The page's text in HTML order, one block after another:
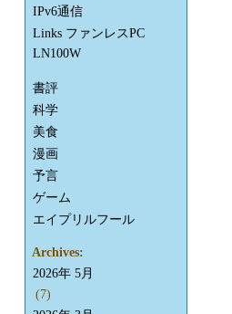
IPv6通信
Links ファンレスPC
LN100W
書評
科学
美食
漫画
予言
ゲーム
エイプリルフール
Archives:
2026年 5月
(7)